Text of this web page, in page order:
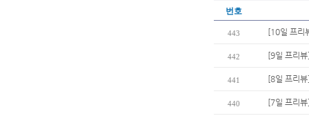
번호
443 [10일 프리
442 [9일 프리
441 [8일 프리
440 [7일 프리